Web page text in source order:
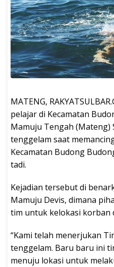
MATENG,
pelajar di Kecamatan
Mamuju Tengah (Mateng)
tenggelam saat
Kecamatan Budong
tadi.
Kejadian tersebut di
Mamuju Devis, dimana
tim untuk kelokasi korban
“Kami telah menerjukan
tenggelam. Baru baru ini
menuju lokasi untuk